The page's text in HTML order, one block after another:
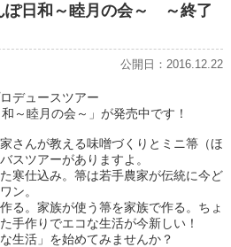
ぽ日和～睦月の会～ ～終了
公開日：2016.12.22
デュースツアー
～睦月の会～」が発売中です！
さんが教える味噌づくりとミニ箒（ほ
スツアーがありますよ。
寒仕込み。箒は若手農家が伝統に今ど
ン。
る。家族が使う箒を家族で作る。ちょ
手作りでエコな生活が今新しい！
生活」を始めてみませんか？